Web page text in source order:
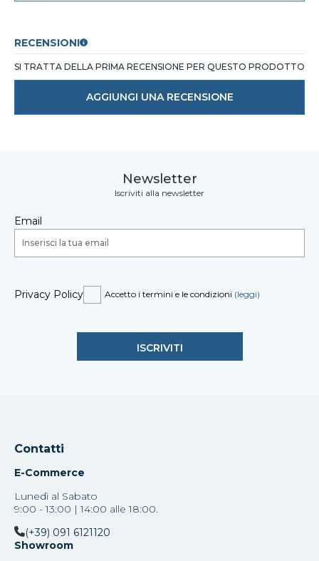
RECENSIONI
SI TRATTA DELLA PRIMA RECENSIONE PER QUESTO PRODOTTO
AGGIUNGI UNA RECENSIONE
Newsletter
Iscriviti alla newsletter
Email
Privacy Policy Accetto i termini e le condizioni (leggi)
Contatti
E-Commerce
Lunedì al Sabato
9:00 - 13:00 | 14:00 alle 18:00.
(+39) 091 6121120
Showroom